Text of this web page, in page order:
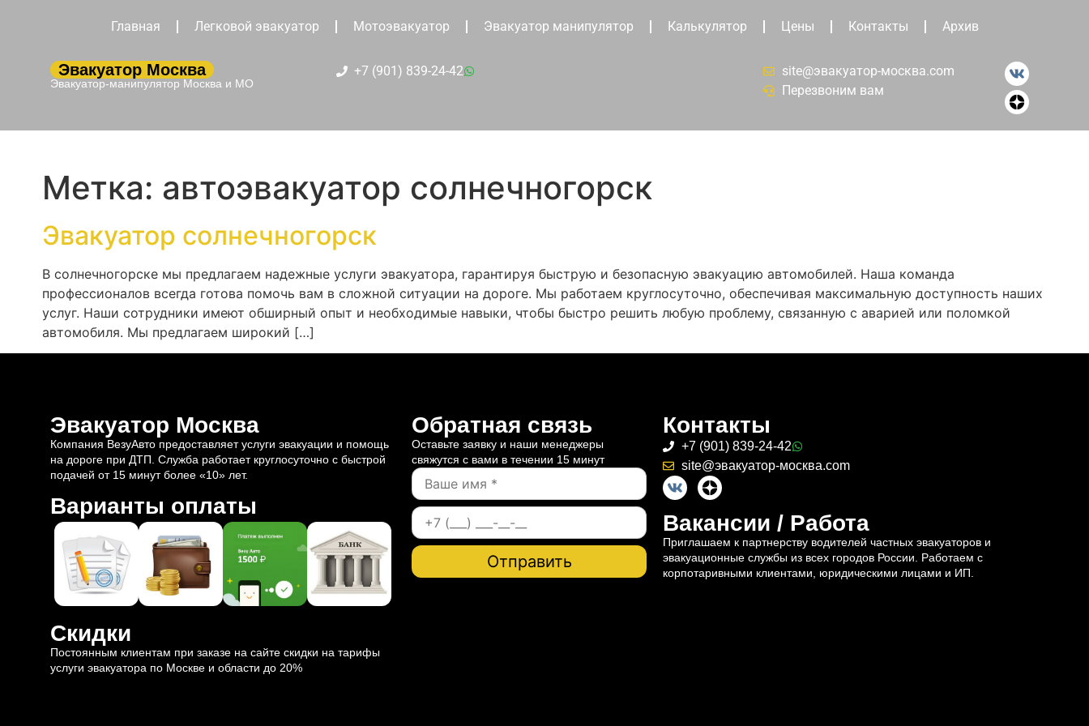
Главная Легковой эвакуатор Мотоэвакуатор Эвакуатор манипулятор Калькулятор Цены Контакты Архив
Эвакуатор Москва
Эвакуатор-манипулятор Москва и МО
+7 (901) 839-24-42
site@эвакуатор-москва.com
Перезвоним вам
Метка: автоэвакуатор солнечногорск
Эвакуатор солнечногорск
В солнечногорске мы предлагаем надежные услуги эвакуатора, гарантируя быструю и безопасную эвакуацию автомобилей. Наша команда
профессионалов всегда готова помочь вам в сложной ситуации на дороге. Мы работаем круглосуточно, обеспечивая максимальную доступность наших
услуг. Наши сотрудники имеют обширный опыт и необходимые навыки, чтобы быстро решить любую проблему, связанную с аварией или поломкой
автомобиля. Мы предлагаем широкий […]
Эвакуатор Москва
Компания ВезуАвто предоставляет услуги эвакуации и помощь
на дороге при ДТП. Служба работает круглосуточно с быстрой
подачей от 15 минут более «10» лет.
Варианты оплаты
Скидки
Постоянным клиентам при заказе на сайте скидки на тарифы
услуги эвакуатора по Москве и области до 20%
Обратная связь
Оставьте заявку и наши менеджеры
свяжутся с вами в течении 15 минут
Контакты
+7 (901) 839-24-42
site@эвакуатор-москва.com
Вакансии / Работа
Приглашаем к партнерству водителей частных эвакуаторов и
эвакуационные службы из всех городов России. Работаем с
корпотаривными клиентами, юридическими лицами и ИП.